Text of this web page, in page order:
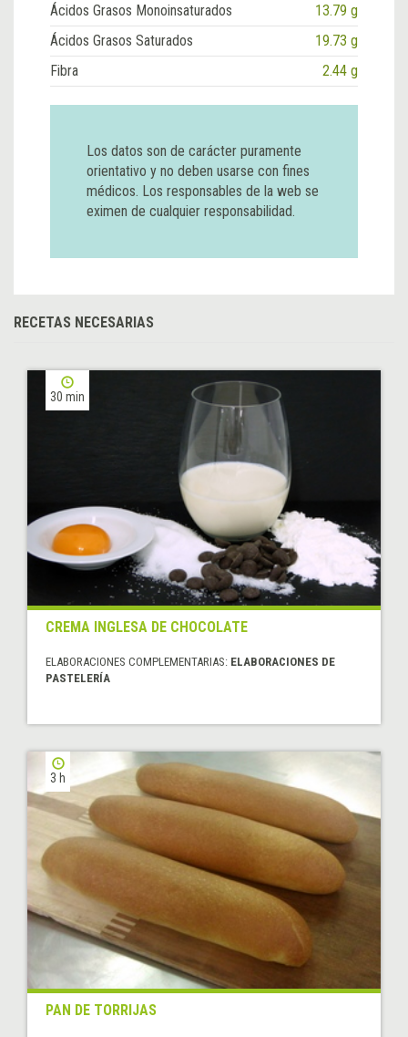
Ácidos Grasos Monoinsaturados
13.79 g
Ácidos Grasos Saturados
19.73 g
Fibra
2.44 g
Los datos son de carácter puramente
orientativo y no deben usarse con fines
médicos. Los responsables de la web se
eximen de cualquier responsabilidad.
RECETAS NECESARIAS
30 min
CREMA INGLESA DE CHOCOLATE
ELABORACIONES COMPLEMENTARIAS: ELABORACIONES DE
PASTELERÍA
3 h
PAN DE TORRIJAS